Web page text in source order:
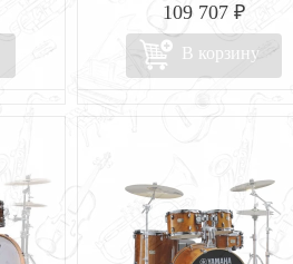
109 707 ₽
В корзину